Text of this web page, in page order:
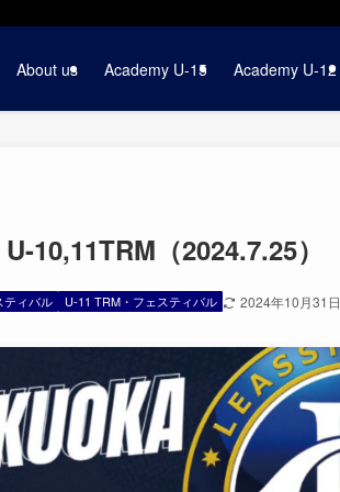
About us Academy U-15 Academy U-12
10,11TRM（2024.7.25）
ティバル U-11 TRM・フェスティバル 2024年10月31日